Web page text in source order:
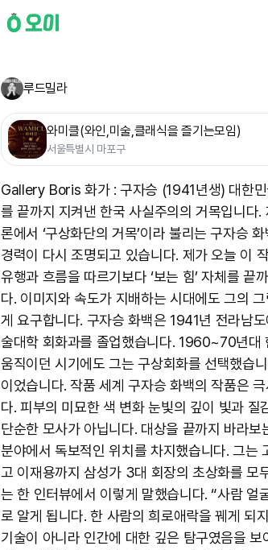
루드밀라
와미클(와인,미술,클래식을 즐기는모임)
서울특별시 마포구
Gallery Boris 화가 : 구자승 (1941년생) 대한
를 끝까지 지켜낸 한국 사실주의의 거목입니다
론에서 ‘구상화단의 거목’이라 불리는 구자승
경력이 다시 조명되고 있습니다. 제가 오늘 이
유행과 흐름을 따르기보다 ‘보는 힘’ 자체를 끝
다. 이미지와 속도가 지배하는 시대에도 그의
게 요구합니다. 구자승 화백은 1941년 전라남
술대학 회화과를 졸업했습니다. 1960~70년대
움직이던 시기에도 그는 구상회화를 선택했습
이었습니다. 작품 세계 구자승 화백의 작품은
다. 피부의 미묘한 색 변화 눈빛의 깊이 빛과 질
단순한 모사가 아닙니다. 대상을 끝까지 바라
분야에서 독보적인 위치를 차지했습니다. 그는
고 이재용까지 삼성가 3대 회장의 초상화를 모
는 한 인터뷰에서 이렇게 말했습니다. “사람 얼
로 알게 됩니다. 한 사람의 희로애락을 꿰게 되
기술이 아니라 인간에 대한 깊은 탐구였음을